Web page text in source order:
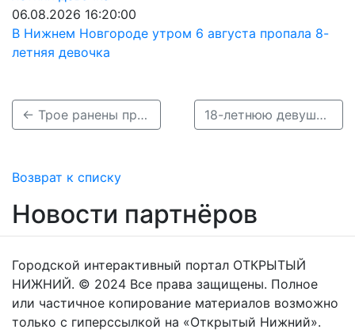
06.08.2026 16:20:00
В Нижнем Новгороде утром 6 августа пропала 8-
летняя девочка
← Трое ранены при столкновении маршрутки и троллейбуса на Автозаводе (видео) 18-летнюю девушку сбили на пешеходном переходе в центре Нижнего →
Возврат к списку
Новости партнёров
Городской интерактивный портал ОТКРЫТЫЙ
НИЖНИЙ. © 2024 Все права защищены. Полное
или частичное копирование материалов возможно
только с гиперссылкой на «Открытый Нижний».